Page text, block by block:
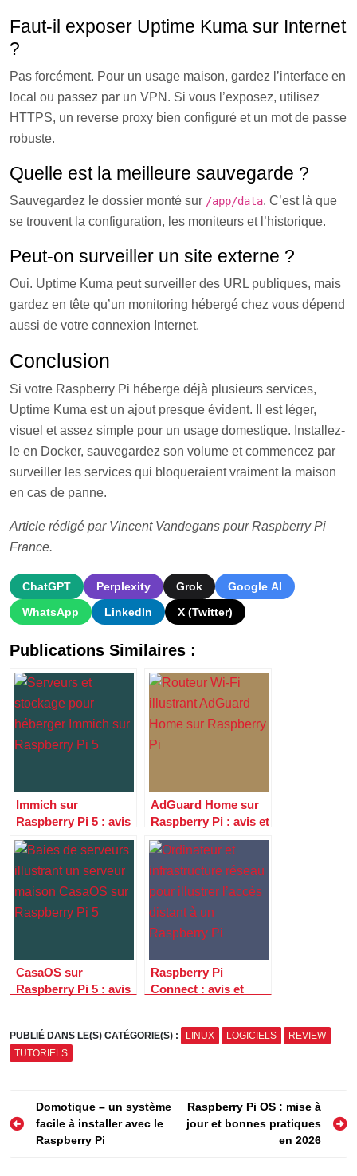
Faut-il exposer Uptime Kuma sur Internet
?
Pas forcément. Pour un usage maison, gardez l’interface en
local ou passez par un VPN. Si vous l’exposez, utilisez
HTTPS, un reverse proxy bien configuré et un mot de passe
robuste.
Quelle est la meilleure sauvegarde ?
Sauvegardez le dossier monté sur /app/data. C’est là que
se trouvent la configuration, les moniteurs et l’historique.
Peut-on surveiller un site externe ?
Oui. Uptime Kuma peut surveiller des URL publiques, mais
gardez en tête qu’un monitoring hébergé chez vous dépend
aussi de votre connexion Internet.
Conclusion
Si votre Raspberry Pi héberge déjà plusieurs services,
Uptime Kuma est un ajout presque évident. Il est léger,
visuel et assez simple pour un usage domestique. Installez-
le en Docker, sauvegardez son volume et commencez par
surveiller les services qui bloqueraient vraiment la maison
en cas de panne.
Article rédigé par Vincent Vandegans pour Raspberry Pi
France.
ChatGPT Perplexity Grok
Google AI
WhatsApp
LinkedIn X (Twitter)
Publications Similaires :
Immich sur
Raspberry Pi 5 : avis
et guide pour
remplacer Google
Photos à la maison
AdGuard Home sur
Raspberry Pi : avis et
guide pour filtrer les
pubs à la maison
CasaOS sur
Raspberry Pi 5 : avis
Raspberry Pi
Connect : avis et
PUBLIÉ DANS LE(S) CATÉGORIE(S) : LINUX LOGICIELS
REVIEW
TUTORIELS
Navigation
de
Domotique – un système
facile à installer avec le
Raspberry Pi
Raspberry Pi OS : mise à
jour et bonnes pratiques
en 2026